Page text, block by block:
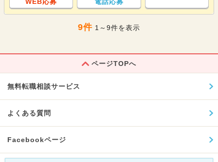
WEB応募 電話応募
9件 1～9件を表示
ページTOPへ
無料転職相談サービス
よくある質問
Facebookページ